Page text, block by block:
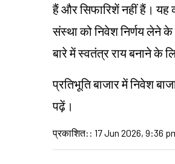
हैं और सिफारिशें नहीं हैं। यह
संस्था को निवेश निर्णय लेने के
बारे में स्वतंत्र राय बनाने के
प्रतिभूति बाजार में निवेश
पढ़ें।
प्रकाशित: : 17 Jun 2026, 9:36